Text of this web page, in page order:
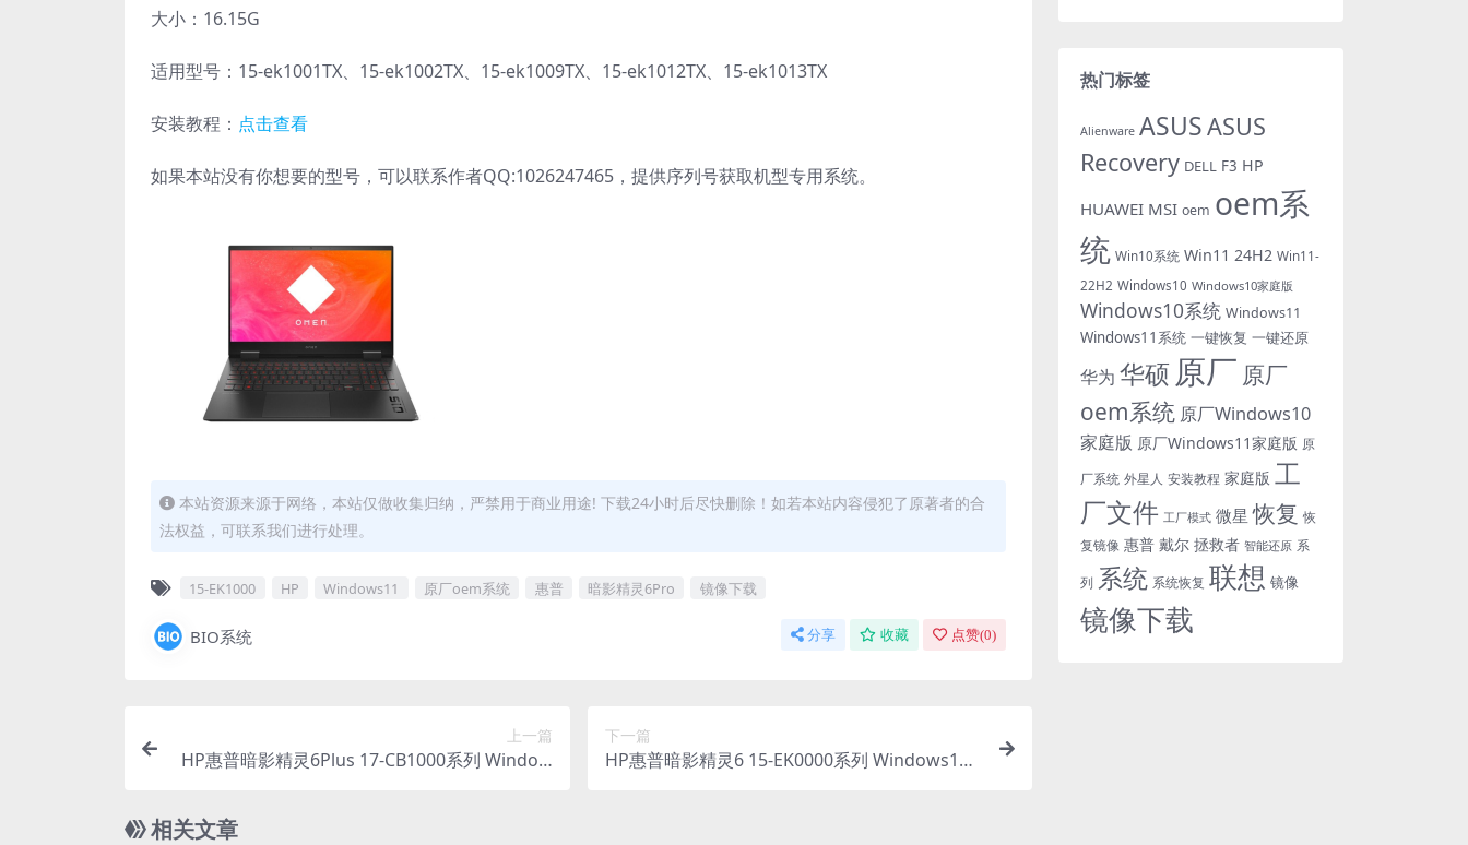
大小：16.15G
适用型号：15-ek1001TX、15-ek1002TX、15-ek1009TX、15-ek1012TX、15-ek1013TX
安装教程： 点击查看
如果本站没有你想要的型号，可以联系作者QQ:1026247465，提供序列号获取机型专用系统。
本站资源来源于网络，本站仅做收集归纳，严禁用于商业用途! 下载24小时后尽快删除！如若本站内容侵犯了原著者的合
法权益，可联系我们进行处理。
15-EK1000 HP Windows11 原厂oem系统 惠普 暗影精灵6Pro 镜像下载
BIO系统 分享 收藏 点赞(0)
上一篇
HP惠普暗影精灵6Plus 17-CB1000系列 Window
下一篇
HP惠普暗影精灵6 15-EK0000系列 Windows10
相关文章
热门标签
Alienware ASUSASUS
Recovery DELL F3 HP
HUAWEI MSI oem oem系
统 Win10系统 Win11 24H2 Win11-
22H2 Windows10 Windows10家庭版
Windows10系统 Windows11
Windows11系统 一键恢复 一键还原
华为 华硕 原厂 原厂
oem系统 原厂Windows10
家庭版 原厂Windows11家庭版 原
厂系统 外星人 安装教程 家庭版 工
厂文件 工厂模式 微星 恢复 恢
复镜像 惠普 戴尔 拯救者 智能还原 系
列 系统 系统恢复 联想 镜像
镜像下载